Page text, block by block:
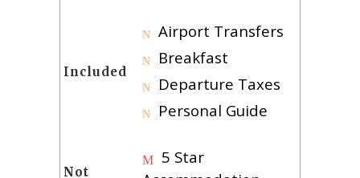
Included
Airport Transfers
Breakfast
Departure Taxes
Personal Guide
Not
5 Star